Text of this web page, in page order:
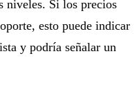
niveles. Si los precios
esto puede indicar
y podría señalar un